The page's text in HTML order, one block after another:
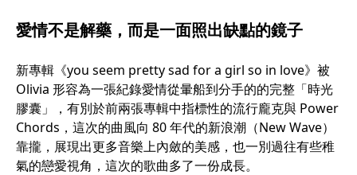
愛情不是解藥，而是一面照出缺點的鏡子
新專輯《you seem pretty sad for a girl so in love》被
Olivia 形容為一張紀錄愛情從暈船到分手的的完整「時光
膠囊」，有別於前兩張專輯中指標性的流行龐克與 Power
Chords，這次的曲風向 80 年代的新浪潮（New Wave）
靠攏，展現出更多音樂上內斂的美感，也一別過往有些稚
氣的戀愛視角，這次的歌曲多了一份成長。